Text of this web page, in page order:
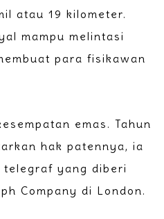
atau 19 kilometer.
mampu melintasi
para fisikawan
emas. Tahun
hak patennya, ia
telegraf yang diberi
Company di London.